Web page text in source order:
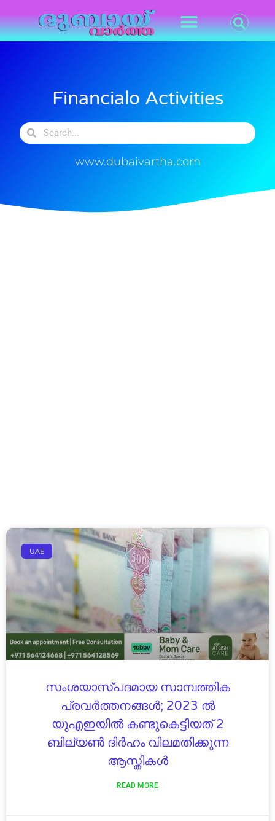
Financialo Activities
www.dubaivartha.com
UAE
സംശയാസ്പദമായ സാമ്പത്തിക
പ്രവർത്തനങ്ങൾ; 2023 ൽ
യുഎഇയിൽ കണ്ടുകെട്ടിയത് 2
ബില്യൺ ദിർഹം വിലമതിക്കുന്ന
ആസ്തികൾ
READ MORE